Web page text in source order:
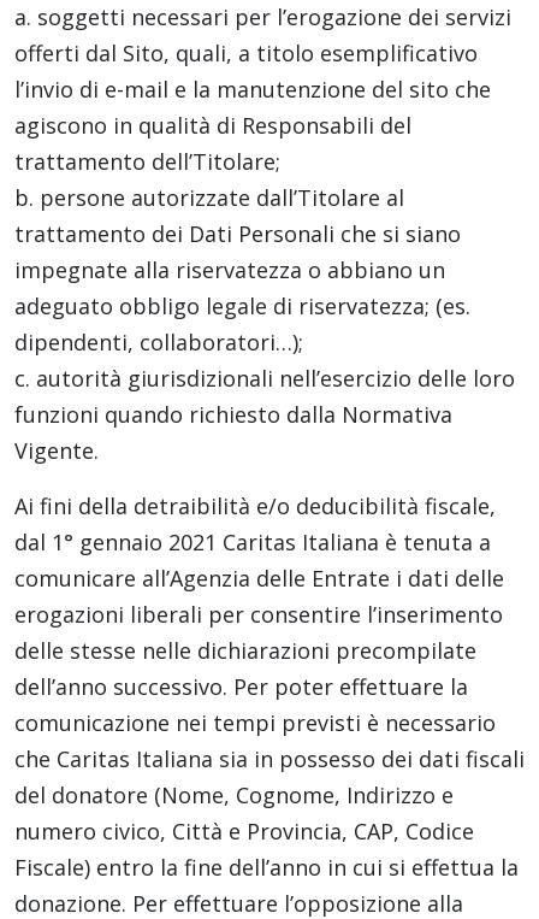
a. soggetti necessari per l’erogazione dei servizi
offerti dal Sito, quali, a titolo esemplificativo
l’invio di e-mail e la manutenzione del sito che
agiscono in qualità di Responsabili del
trattamento dell’Titolare;
b. persone autorizzate dall’Titolare al
trattamento dei Dati Personali che si siano
impegnate alla riservatezza o abbiano un
adeguato obbligo legale di riservatezza; (es.
dipendenti, collaboratori…);
c. autorità giurisdizionali nell’esercizio delle loro
funzioni quando richiesto dalla Normativa
Vigente.
Ai fini della detraibilità e/o deducibilità fiscale,
dal 1° gennaio 2021 Caritas Italiana è tenuta a
comunicare all’Agenzia delle Entrate i dati delle
erogazioni liberali per consentire l’inserimento
delle stesse nelle dichiarazioni precompilate
dell’anno successivo. Per poter effettuare la
comunicazione nei tempi previsti è necessario
che Caritas Italiana sia in possesso dei dati fiscali
del donatore (Nome, Cognome, Indirizzo e
numero civico, Città e Provincia, CAP, Codice
Fiscale) entro la fine dell’anno in cui si effettua la
donazione. Per effettuare l’opposizione alla